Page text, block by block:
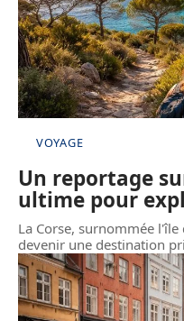
VOYAGE
Un reportage
ultime pour
La Corse, surnommée l'île
devenir une destination